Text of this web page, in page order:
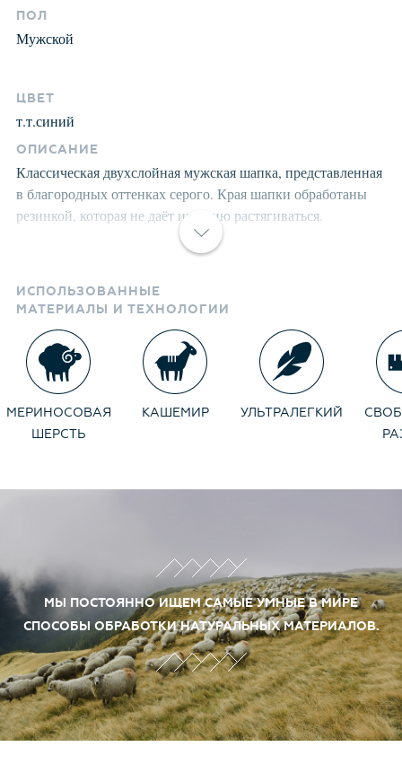
ПОЛ
Мужской
ЦВЕТ
т.т.синий
ОПИСАНИЕ
Классическая двухслойная мужская шапка, представленная
в благородных оттенках серого. Края шапки обработаны
резинкой, которая не даёт изделию растягиваться.
Шикарная итальянская пряжа из кашемира и шерсти
придаёт изделию удивительную мягкость и тепло, а вискоза
ИСПОЛЬЗОВАННЫЕ
МАТЕРИАЛЫ И ТЕХНОЛОГИИ
МЕРИНОСОВАЯ
ШЕРСТЬ
КАШЕМИР УЛЬТРАЛЕГКИЙ
МЫ ПОСТОЯННО ИЩЕМ САМЫЕ УМНЫЕ В МИРЕ
СПОСОБЫ ОБРАБОТКИ НАТУРАЛЬНЫХ МАТЕРИАЛОВ.